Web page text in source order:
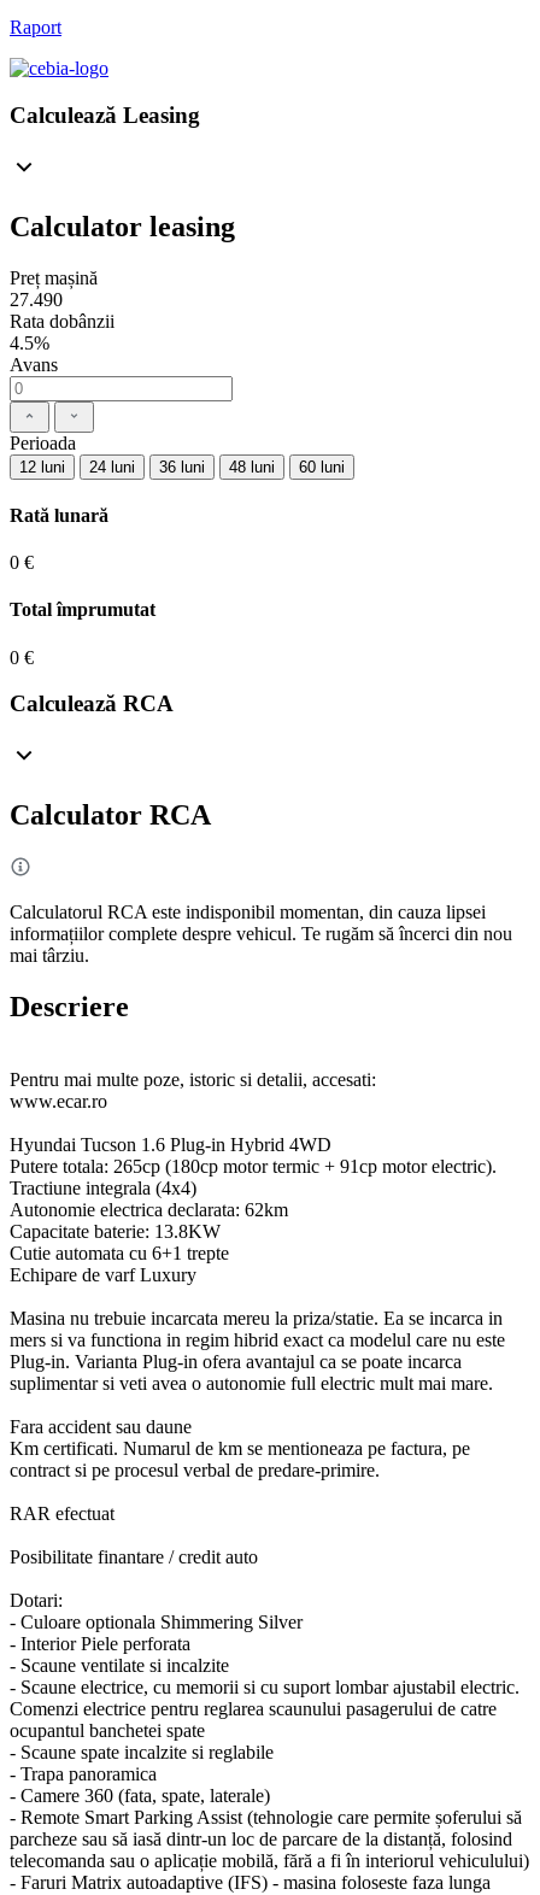
Raport
Calculează Leasing
Calculator leasing
Preț mașină
27.490
Rata dobânzii
4.5%
Avans
Perioada
12 luni 24 luni 36 luni 48 luni 60 luni
Rată lunară
0 €
Total împrumutat
0 €
Calculează RCA
Calculator RCA
Calculatorul RCA este indisponibil momentan, din cauza lipsei
informațiilor complete despre vehicul. Te rugăm să încerci din nou
mai târziu.
Descriere
Pentru mai multe poze, istoric si detalii, accesati:
www.ecar.ro
Hyundai Tucson 1.6 Plug-in Hybrid 4WD
Putere totala: 265cp (180cp motor termic + 91cp motor electric).
Tractiune integrala (4x4)
Autonomie electrica declarata: 62km
Capacitate baterie: 13.8KW
Cutie automata cu 6+1 trepte
Echipare de varf Luxury
Masina nu trebuie incarcata mereu la priza/statie. Ea se incarca in
mers si va functiona in regim hibrid exact ca modelul care nu este
Plug-in. Varianta Plug-in ofera avantajul ca se poate incarca
suplimentar si veti avea o autonomie full electric mult mai mare.
Fara accident sau daune
Km certificati. Numarul de km se mentioneaza pe factura, pe
contract si pe procesul verbal de predare-primire.
RAR efectuat
Posibilitate finantare / credit auto
Dotari:
- Culoare optionala Shimmering Silver
- Interior Piele perforata
- Scaune ventilate si incalzite
- Scaune electrice, cu memorii si cu suport lombar ajustabil electric.
Comenzi electrice pentru reglarea scaunului pasagerului de catre
ocupantul banchetei spate
- Scaune spate incalzite si reglabile
- Trapa panoramica
- Camere 360 (fata, spate, laterale)
- Remote Smart Parking Assist (tehnologie care permite șoferului să
parcheze sau să iasă dintr-un loc de parcare de la distanță, folosind
telecomanda sau o aplicație mobilă, fără a fi în interiorul vehiculului)
- Faruri Matrix autoadaptive (IFS) - masina foloseste faza lunga